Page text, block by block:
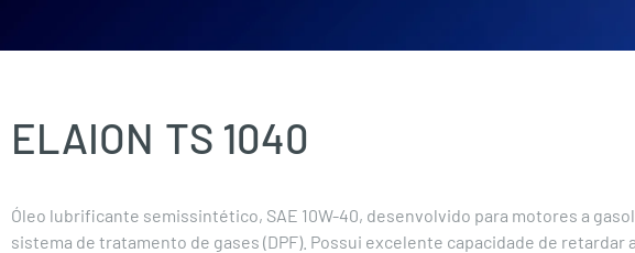
ELAION TS 1040
Óleo lubrificante semissintético, SAE 10W-40, desenvolvido para motores a
sistema de tratamento de gases (DPF). Possui excelente capacidade de